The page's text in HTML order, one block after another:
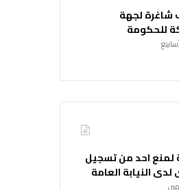
شاغرة لجهة
للحكومة
لمنع احد من تسجيل
النيابة العامة